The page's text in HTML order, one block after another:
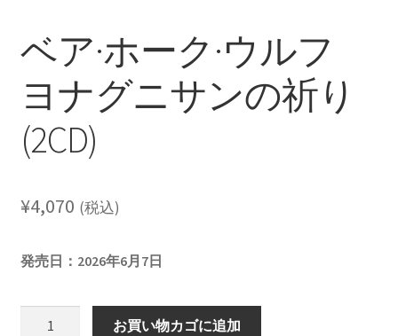
ベア·ホーク·ウルフ
ヨナグニサンの祈り
(2CD)
¥4,070 (税込)
発売日：2026年6月7日
お買い物カゴに追加